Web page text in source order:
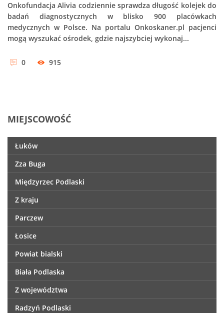
Onkofundacja Alivia codziennie sprawdza długość kolejek do
badań diagnostycznych w blisko 900 placówkach
medycznych w Polsce. Na portalu Onkoskaner.pl pacjenci
mogą wyszukać ośrodek, gdzie najszybciej wykonaj...
0 915
MIEJSCOWOŚĆ
Łuków
Zza Buga
Międzyrzec Podlaski
Z kraju
Parczew
Łosice
Powiat bialski
Biała Podlaska
Z województwa
Radzyń Podlaski